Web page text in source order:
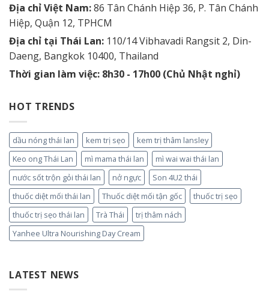
Địa chỉ Việt Nam:86 Tân Chánh Hiệp 36, P. Tân Chánh
Hiệp, Quận 12, TPHCM
Địa chỉ tại Thái Lan: 110/14 Vibhavadi Rangsit 2, Din-
Daeng, Bangkok 10400, Thailand
Thời gian làm việc: 8h30 - 17h00 (Chủ Nhật nghỉ)
HOT TRENDS
dầu nóng thái lan kem trị sẹo
kem trị thâm lansley
Keo ong Thái Lan
mì mama thái lan
mì wai wai thái lan
nước sốt trộn gỏi thái lan
nở ngực
Son 4U2 thái
thuốc diệt mối thái lan
Thuốc diệt mối tận gốc
thuốc trị sẹo
thuốc trị sẹo thái lan
Trà Thái
trị thâm nách
Yanhee Ultra Nourishing Day Cream
LATEST NEWS